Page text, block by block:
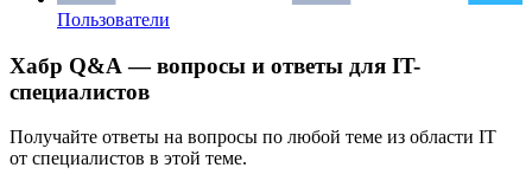
Пользователи
Хабр Q&A — вопросы и ответы для IT-
специалистов
Получайте ответы на вопросы по любой теме из области IT
от специалистов в этой теме.